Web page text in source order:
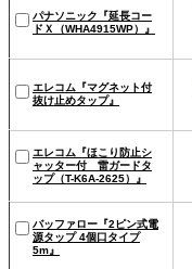
パナソニック『延長コー
ドＸ（WHA4915WP）』
エレコム『マグネット付
抜け止めタップ』
エレコム『ほこり防止シ
ャッター付 雷ガードタ
ップ（T-K6A-2625）』
バッファロー『2ピン式電
源タップ 4個口タイプ
5m』